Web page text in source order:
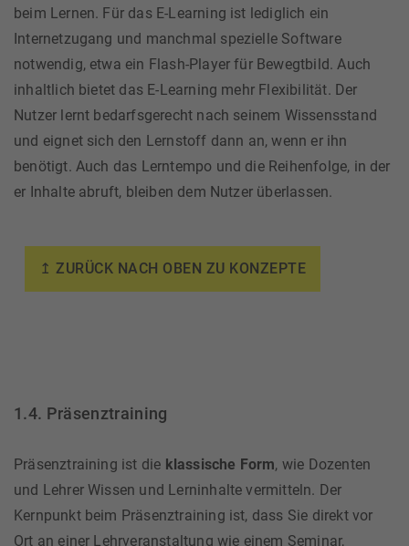
beim Lernen. Für das E-Learning ist lediglich ein
Internetzugang und manchmal spezielle Software
notwendig, etwa ein Flash-Player für Bewegtbild. Auch
inhaltlich bietet das E-Learning mehr Flexibilität. Der
Nutzer lernt bedarfsgerecht nach seinem Wissensstand
und eignet sich den Lernstoff dann an, wenn er ihn
benötigt. Auch das Lerntempo und die Reihenfolge, in der
er Inhalte abruft, bleiben dem Nutzer überlassen.
↥ ZURÜCK NACH OBEN ZU KONZEPTE
1.4. Präsenztraining
Präsenztraining ist die klassische Form, wie Dozenten
und Lehrer Wissen und Lerninhalte vermitteln. Der
Kernpunkt beim Präsenztraining ist, dass Sie direkt vor
Ort an einer Lehrveranstaltung wie einem Seminar,